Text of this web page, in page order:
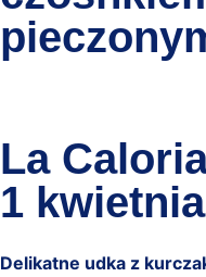
La
1
Delikatne udka z